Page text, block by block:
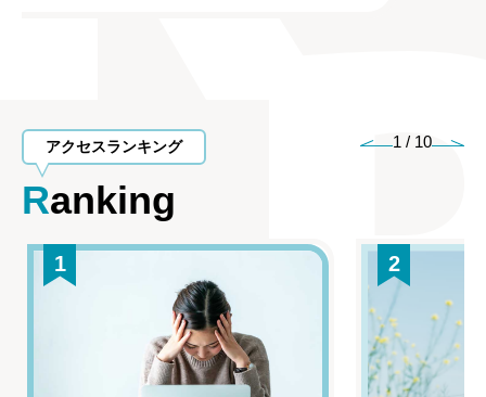
アクセスランキング
Ranking
1 / 10
1 2